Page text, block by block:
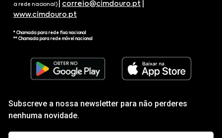
a rede nacional) correio@cimdouro.pt
www.cimdouro.pt
* Chamada para rede fixa nacional
** Chamada para rede móvel nacional
Subscreve a nossa newsletter para não perderes
nenhuma novidade.